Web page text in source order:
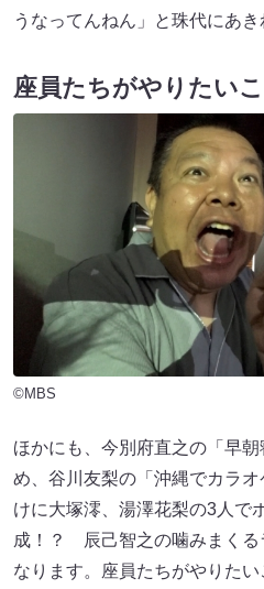
うなってんねん」と珠代にあき
座員たちがやりたい
©MBS
ほかにも、今別府直之の「早
め、谷川友梨の「沖縄でカラ
けに大塚澪、湯澤花梨の3人で
成！？ 辰己智之の噛みまくる
なります。座員たちがやりた